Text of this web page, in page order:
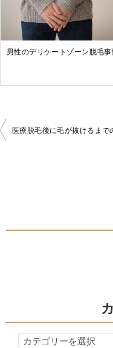
男性のデリケートゾーン脱毛事
投
カ